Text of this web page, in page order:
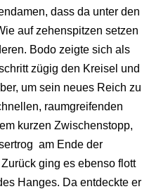
dass da unter den
auf zehenspitzen setzen
Bodo zeigte sich als
zügig den Kreisel und
um sein neues Reich zu
raumgreifenden
kurzen Zwischenstopp,
am Ende der
ging es ebenso flott
Hanges. Da entdeckte er